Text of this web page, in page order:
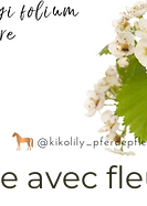
avec